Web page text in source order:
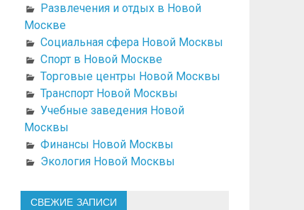
Развлечения и отдых в Новой
Москве
Социальная сфера Новой Москвы
Спорт в Новой Москве
Торговые центры Новой Москвы
Транспорт Новой Москвы
Учебные заведения Новой
Москвы
Финансы Новой Москвы
Экология Новой Москвы
СВЕЖИЕ ЗАПИСИ